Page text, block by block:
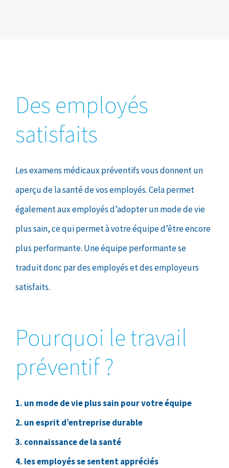
Des employés
satisfaits
Les examens médicaux préventifs vous donnent un
aperçu de la santé de vos employés. Cela permet
également aux employés d’adopter un mode de vie
plus sain, ce qui permet à votre équipe d’être encore
plus performante. Une équipe performante se
traduit donc par des employés et des employeurs
satisfaits.
Pourquoi le travail
préventif ?
1. un mode de vie plus sain pour votre équipe
2. un esprit d’entreprise durable
3. connaissance de la santé
4. les employés se sentent appréciés